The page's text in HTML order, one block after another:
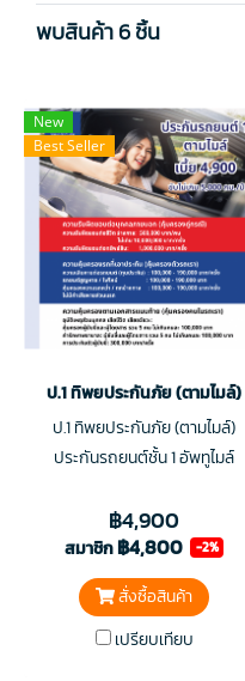
พบสินค้า 6 ชิ้น
New
Best Seller
ป.1 ทิพยประกันภัย (ตามไมล์)
ป.1 ทิพยประกันภัย (ตามไมล์)
ประกันรถยนต์ชั้น 1 อัพทูไมล์
ยิ่งกว่าคุ้ม ✅ ราคาเริ่มเพียง 4,900
บาท/ปี
฿4,900
สมาชิก฿4,800 -2%
สั่งซื้อสินค้า
เปรียบเทียบ